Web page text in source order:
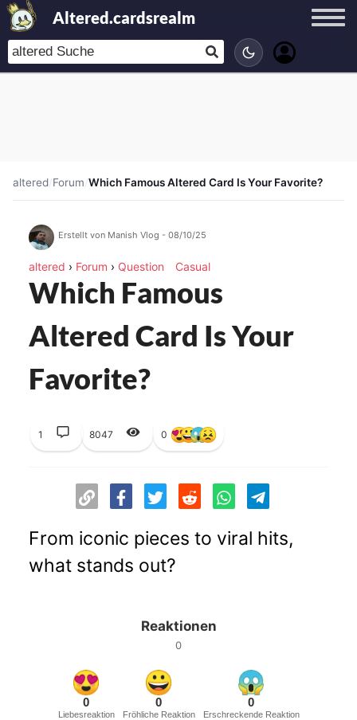
Altered.cardsrealm
altered/Forum/Which Famous Altered Card Is Your Favorite?
Erstellt von Manish Vlog - 08/10/25
altered › Forum › Question Casual
Which Famous
Altered Card Is Your
Favorite?
1 8047 0
From iconic pieces to viral hits,
what stands out?
Reaktionen
0
0
Liebesreaktion
0
Fröhliche Reaktion
0
Erschreckende Reaktion